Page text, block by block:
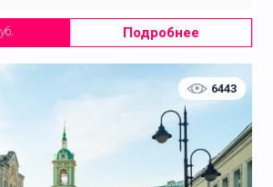
Подробнее
6443